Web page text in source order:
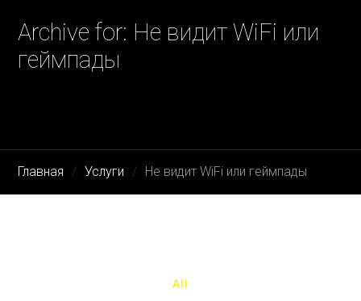
Archive for: Не видит WiFi или
геймпады
Главная Услуги Не видит WiFi или геймпады
All